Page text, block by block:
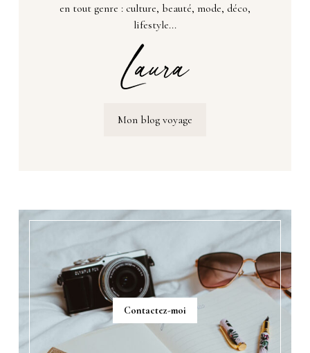
en tout genre : culture, beauté, mode, déco,
lifestyle...
Mon blog voyage
Contactez-moi